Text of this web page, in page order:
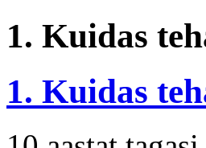
1. Kuidas
1. Kuidas